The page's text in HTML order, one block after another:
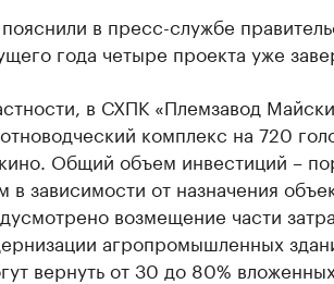
в пресс-службе
года четыре проекта уже
в СХПК «Племзавод
комплекс на 720
Общий объем инвестиций –
в зависимости от назначения
возмещение части
агропромышленных
вернуть от 30 до 80%